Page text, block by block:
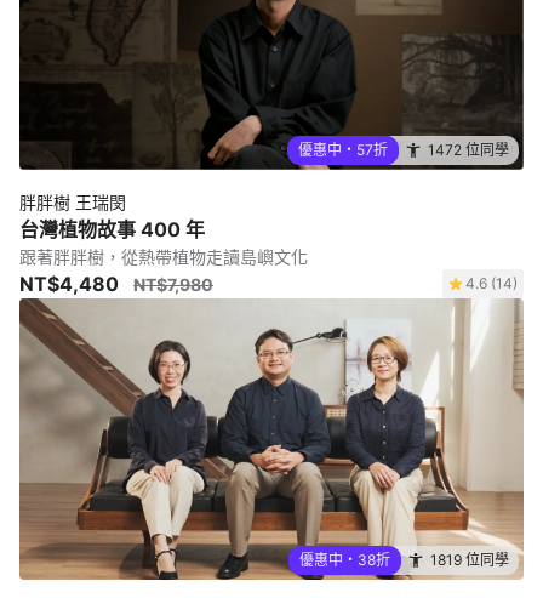
優惠中・57折 1472 位同學
胖胖樹 王瑞閔
台灣植物故事 400 年
跟著胖胖樹，從熱帶植物走讀島嶼文化
NT$4,480 NT$7,980 4.6 (14)
優惠中・38折 1819 位同學